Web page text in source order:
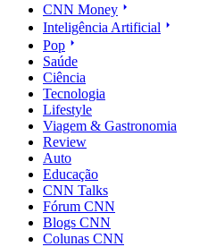
CNN Money
Inteligência Artificial
Pop
Saúde
Ciência
Tecnologia
Lifestyle
Viagem & Gastronomia
Review
Auto
Educação
CNN Talks
Fórum CNN
Blogs CNN
Colunas CNN